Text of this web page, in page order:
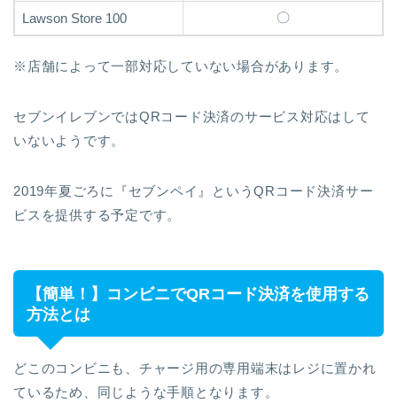
Lawson Store 100 〇
※店舗によって一部対応していない場合があります。
セブンイレブンではQRコード決済のサービス対応はして
いないようです。
2019年夏ごろに『セブンペイ』というQRコード決済サー
ビスを提供する予定です。
【簡単！】コンビニでQRコード決済を使用する
方法とは
どこのコンビニも、チャージ用の専用端末はレジに置かれ
ているため、同じような手順となります。